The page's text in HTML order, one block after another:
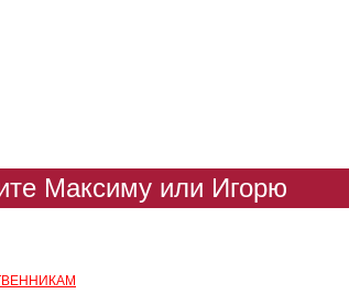
Максиму или Игорю